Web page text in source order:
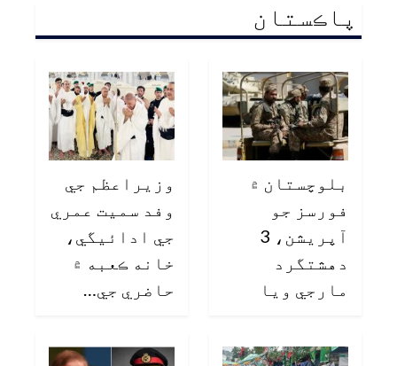
پاڪستان
بلوچستان ۾
فورسز جو
آپريشن، 3
دهشتگرد
مارجي ويا
وزيراعظم جي
وفد سميت عمري
جي ادائيگي،
خانه ڪعبه ۾
حاضري جي…